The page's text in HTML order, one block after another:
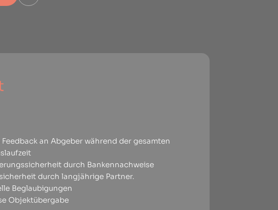
Feedback an Abgeber während der gesamten
durch Bankennachweise
durch langjährige Partner.
Beglaubigungen
Objektübergabe